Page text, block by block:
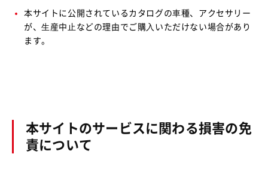
本サイトに公開されているカタログの⾞種、アクセサリー
が、⽣産中⽌などの理由でご購⼊いただけない場合があり
ます。
本サイトのサービスに関わる損害の免
責について